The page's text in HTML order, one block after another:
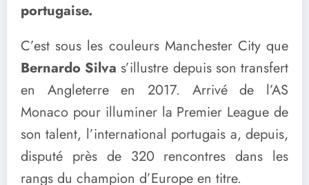
portugaise.
C’est sous les couleurs Manchester City que
Bernardo Silva s’illustre depuis son transfert
en Angleterre en 2017. Arrivé de l’AS
Monaco pour illuminer la Premier League de
son talent, l’international portugais a, depuis,
disputé près de 320 rencontres dans les
rangs du champion d’Europe en titre.